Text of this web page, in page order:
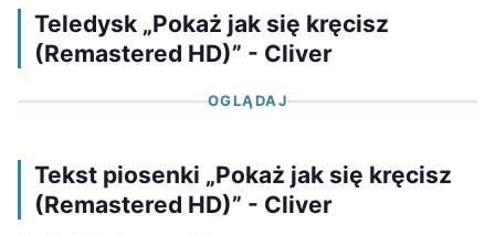
Teledysk „Pokaż jak się kręcisz
(Remastered HD)” - Cliver
OGLĄDAJ
Tekst piosenki „Pokaż jak się kręcisz
(Remastered HD)” - Cliver